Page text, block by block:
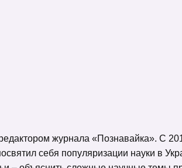
журнала «Познавайка». С
себя популяризации науки в